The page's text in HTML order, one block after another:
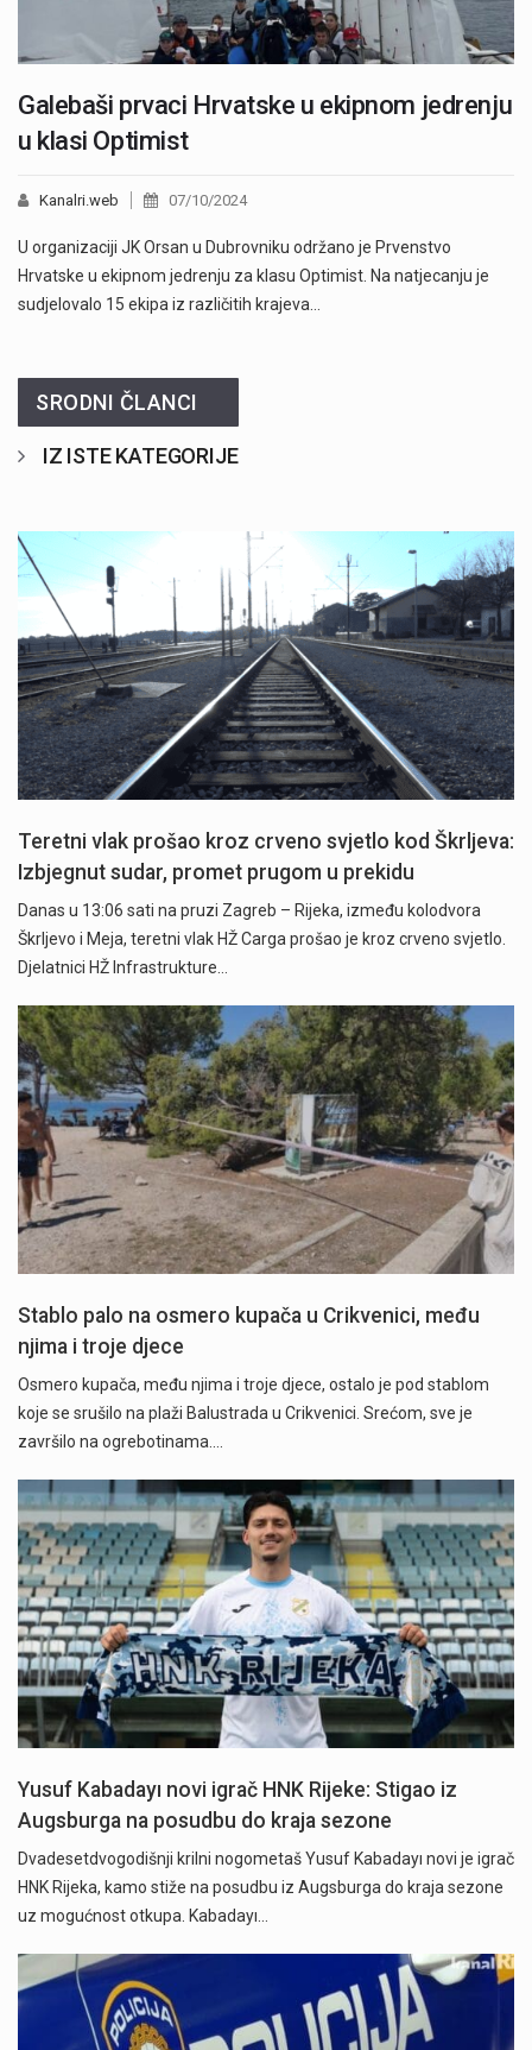
Galebaši prvaci Hrvatske u ekipnom jedrenju
u klasi Optimist
Kanalri.web 07/10/2024
U organizaciji JK Orsan u Dubrovniku održano je Prvenstvo
Hrvatske u ekipnom jedrenju za klasu Optimist. Na natjecanju je
sudjelovalo 15 ekipa iz različitih krajeva…
SRODNI ČLANCI
IZ ISTE KATEGORIJE
Teretni vlak prošao kroz crveno svjetlo kod Škrljeva:
Izbjegnut sudar, promet prugom u prekidu
Danas u 13:06 sati na pruzi Zagreb – Rijeka, između kolodvora
Škrljevo i Meja, teretni vlak HŽ Carga prošao je kroz crveno svjetlo.
Djelatnici HŽ Infrastrukture…
Stablo palo na osmero kupača u Crikvenici, među
njima i troje djece
Osmero kupača, među njima i troje djece, ostalo je pod stablom
koje se srušilo na plaži Balustrada u Crikvenici. Srećom, sve je
završilo na ogrebotinama.…
Yusuf Kabadayı novi igrač HNK Rijeke: Stigao iz
Augsburga na posudbu do kraja sezone
Dvadesetdvogodišnji krilni nogometaš Yusuf Kabadayı novi je igrač
HNK Rijeka, kamo stiže na posudbu iz Augsburga do kraja sezone
uz mogućnost otkupa. Kabadayı…